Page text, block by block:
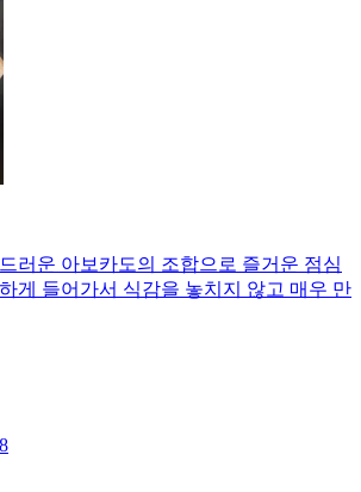
러운 아보카도의 조합으로 즐거운 점심
게 들어가서 식감을 놓치지 않고 매우 만